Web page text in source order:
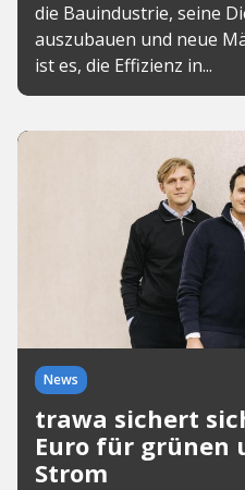
die Bauindustrie, seine
auszubauen und neue
ist es, die Effizienz in...
News
trawa sichert
Euro für grünen
Strom